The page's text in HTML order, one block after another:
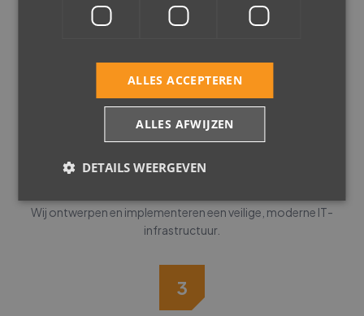
Analyse
2
Implementatie
Wij ontwerpen en implementeren een veilige, moderne IT-
infrastructuur.
3
ALLES ACCEPTEREN
ALLES AFWIJZEN
DETAILS WEERGEVEN